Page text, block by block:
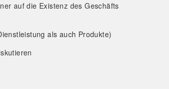
auf die Existenz des Geschäfts
als auch Produkte)